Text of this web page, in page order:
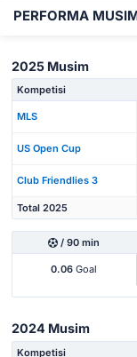
PERFORMA
2025 Musim
Kompetisi
MLS
US Open Cup
Club Friendlies 3
Total 2025
/ 90 min
0.06 Goal
2024 Musim
Kompetisi